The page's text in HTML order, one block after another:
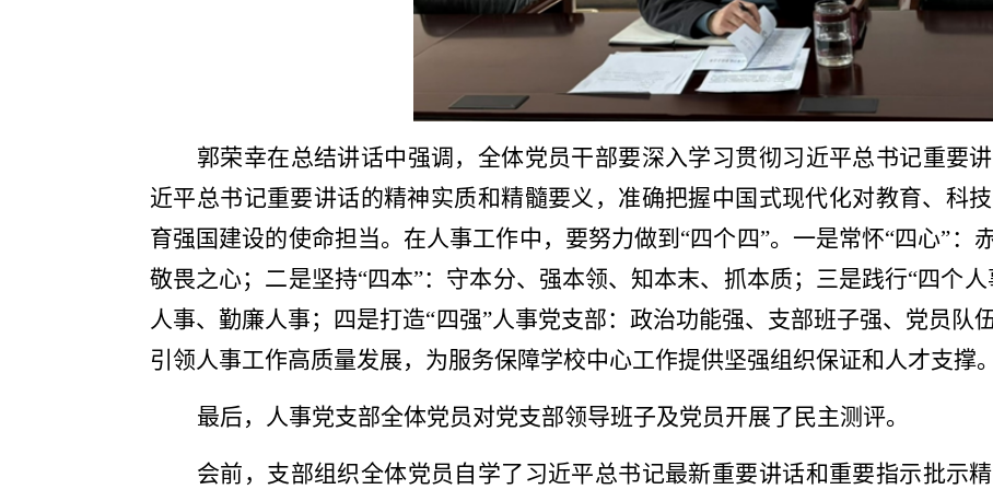
郭荣幸在总结讲话中强调，全体党员干部要深入学习贯彻习近平总书记重要
近平总书记重要讲话的精神实质和精髓要义，准确把握中国式现代化对教育、科
育强国建设的使命担当。在人事工作中，要努力做到“四个四”。一是常怀“四心”：
敬畏之心；二是坚持“四本”：守本分、强本领、知本末、抓本质；三是践行“四个
人事、勤廉人事；四是打造“四强”人事党支部：政治功能强、支部班子强、党员队
引领人事工作高质量发展，为服务保障学校中心工作提供坚强组织保证和人才支撑。
最后，人事党支部全体党员对党支部领导班子及党员开展了民主测评。
会前，支部组织全体党员自学了习近平总书记最新重要讲话和重要指示批示